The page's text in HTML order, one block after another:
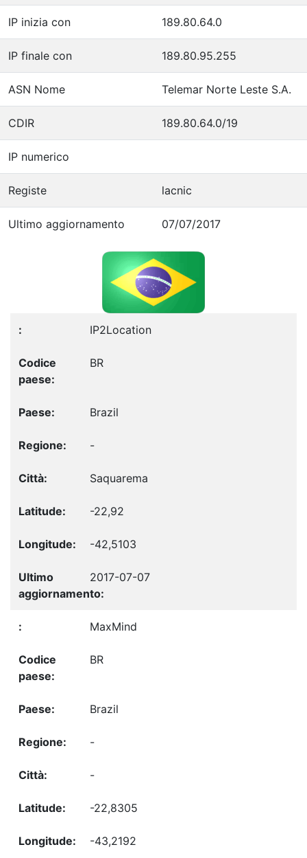
IP inizia con 189.80.64.0
IP finale con 189.80.95.255
ASN Nome Telemar Norte Leste S.A.
CDIR 189.80.64.0/19
IP numerico
Registe lacnic
Ultimo aggiornamento 07/07/2017
IP2Location
BR
Brazil
-
Saquarema
-22,92
-42,5103
2017-07-07
MaxMind
BR
Brazil
-
-
-22,8305
-43,2192